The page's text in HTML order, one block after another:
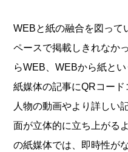
WEBと紙の融合を図って
ペースで掲載しきれなか
らWEB、WEBから紙と
紙媒体の記事にQRコー
人物の動画やより詳しい
面が立体的に立ち上がる
の紙媒体では、即時性が